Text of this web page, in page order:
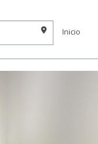
Inicio